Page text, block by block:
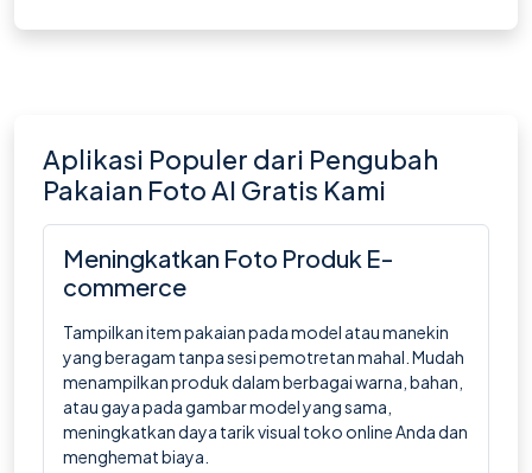
Aplikasi Populer dari Pengubah
Pakaian Foto AI Gratis Kami
Meningkatkan Foto Produk E-
commerce
Tampilkan item pakaian pada model atau manekin
yang beragam tanpa sesi pemotretan mahal. Mudah
menampilkan produk dalam berbagai warna, bahan,
atau gaya pada gambar model yang sama,
meningkatkan daya tarik visual toko online Anda dan
menghemat biaya.